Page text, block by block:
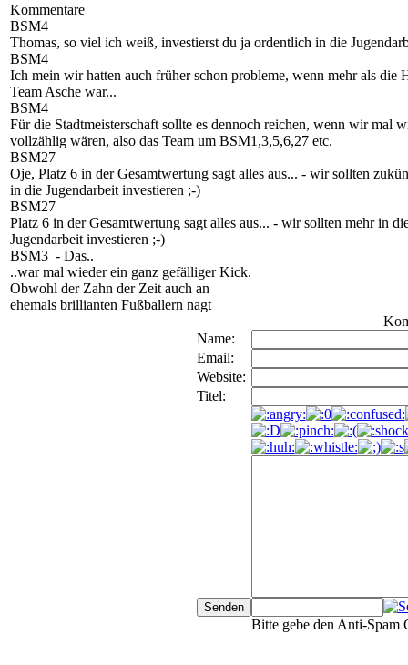
Kommentare
BSM4
Thomas, so viel ich weiß, investierst du ja ordentlich in die
BSM4
Ich mein wir hatten auch früher schon probleme, wenn mehr als die
Team Asche war...
BSM4
Für die Stadtmeisterschaft sollte es dennoch reichen, wenn wir mal
vollzählig wären, also das Team um BSM1,3,5,6,27 etc.
BSM27
Oje, Platz 6 in der Gesamtwertung sagt alles aus... - wir sollten
in die Jugendarbeit investieren ;-)
BSM27
Platz 6 in der Gesamtwertung sagt alles aus... - wir sollten mehr in
Jugendarbeit investieren ;-)
BSM3 - Das..
..war mal wieder ein ganz gefälliger Kick.
Obwohl der Zahn der Zeit auch an
ehemals brillianten Fußballern nagt
Name:
Email:
Website:
Titel:
Bitte gebe den Anti-Spam